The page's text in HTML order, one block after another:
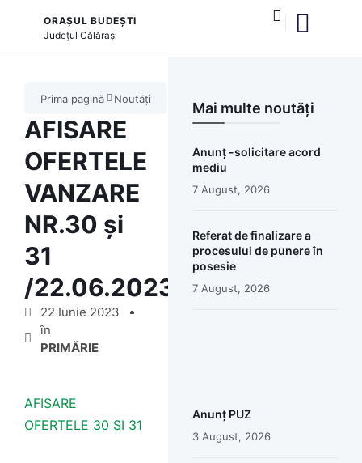
ORAȘUL BUDEȘTI
JudețulCălărași
Prima pagină Noutăți
AFISARE
OFERTELE
VANZARE
NR.30 și
31
/22.06.2023
22 Iunie 2023
în
PRIMĂRIE
AFISARE
OFERTELE 30 SI 31
Mai multe noutăți
Anunț -solicitare acord
mediu
7 August, 2026
Referat de finalizare a
procesului de punere în
posesie
7 August, 2026
Anunț PUZ
3 August, 2026